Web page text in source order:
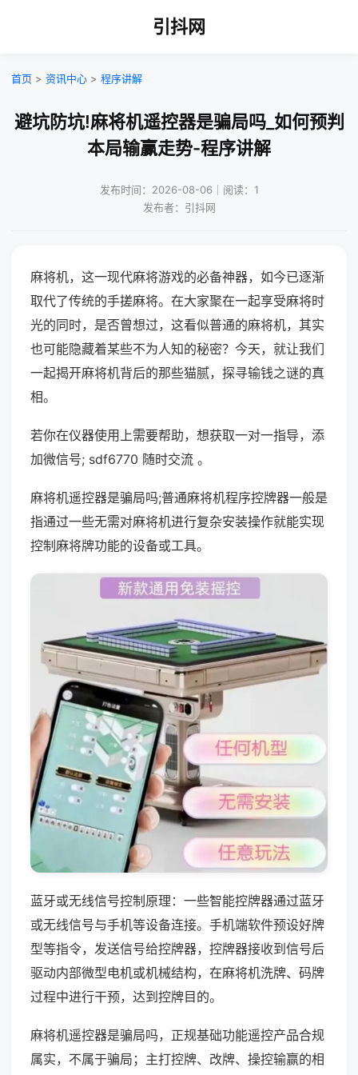
引抖网
首页 > 资讯中心 > 程序讲解
避坑防坑!麻将机遥控器是骗局吗_如何预判
本局输赢走势-程序讲解
发布时间：2026-08-06｜阅读：1
发布者：引抖网
麻将机，这一现代麻将游戏的必备神器，如今已逐渐
取代了传统的手搓麻将。在大家聚在一起享受麻将时
光的同时，是否曾想过，这看似普通的麻将机，其实
也可能隐藏着某些不为人知的秘密？今天，就让我们
一起揭开麻将机背后的那些猫腻，探寻输钱之谜的真
相。
若你在仪器使用上需要帮助，想获取一对一指导，添
加微信号; sdf6770 随时交流 。
麻将机遥控器是骗局吗;普通麻将机程序控牌器一般是
指通过一些无需对麻将机进行复杂安装操作就能实现
控制麻将牌功能的设备或工具。
蓝牙或无线信号控制原理：一些智能控牌器通过蓝牙
或无线信号与手机等设备连接。手机端软件预设好牌
型等指令，发送信号给控牌器，控牌器接收到信号后
驱动内部微型电机或机械结构，在麻将机洗牌、码牌
过程中进行干预，达到控牌目的。
麻将机遥控器是骗局吗，正规基础功能遥控产品合规
属实，不属于骗局；主打控牌、改牌、操控输赢的相